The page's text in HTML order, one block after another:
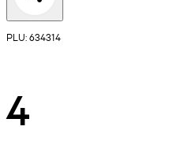
PLU: 634314
4